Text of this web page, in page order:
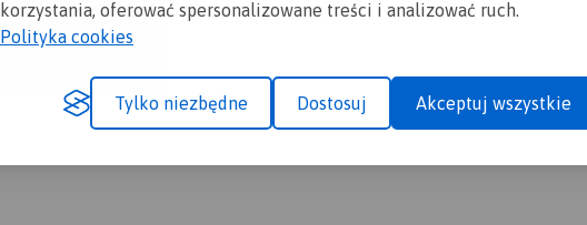
korzystania, oferować spersonalizowane treści i analizować ruch.
Polityka cookies
Tylko niezbędne Dostosuj Akceptuj wszystkie